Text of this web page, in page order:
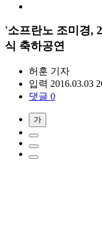
'소프란노 조미경,
식 축하공연
허훈 기자
입력 2016.03.03
댓글 0
가